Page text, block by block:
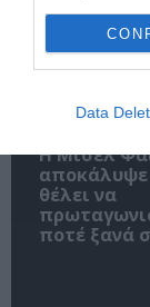
Data
Η Μισέλ
αποκάλυψε
θέλει να
ποτέ ξανά